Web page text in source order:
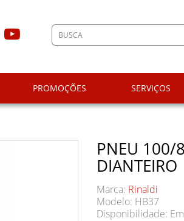
PROMOÇÕES SERVIÇOS
PNEU 100/
DIANTEIRO
Marca: Rinaldi
Modelo: HB37
Disponibilidade: